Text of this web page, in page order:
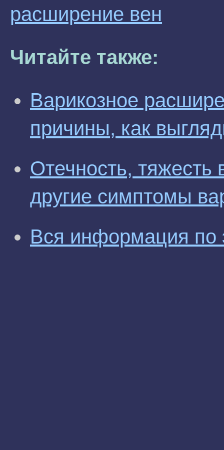
расширение вен
Читайте также:
Варикозное
причины, как
Отечность, тяжесть
другие симптомы
Вся информация по